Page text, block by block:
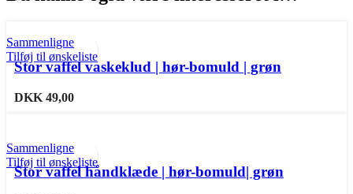
Sammenligne
Tilføj til ønskeliste
Stor vaffel vaskeklud | hør-bomuld | grøn
DKK 49,00
Sammenligne
Tilføj til ønskeliste
Stor vaffel håndklæde | hør-bomuld| grøn